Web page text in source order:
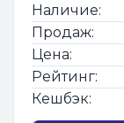
Наличие:
Продаж:
Цена:
Рейтинг:
Кешбэк: